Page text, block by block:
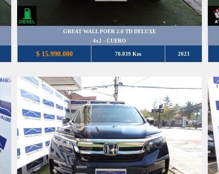
GREAT WALL POER 2.0 TD DELUXE
4x2 - CUERO
$ 15.990.000 70.039 Km 2023